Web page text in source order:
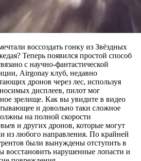
воссоздать гонку из Звёздных
Теперь появился простой способ
с научно-фантастической
Airgonay клуб, недавно
дронов через лес, используя
дисплеев, пилот мог
зрелище. Как вы увидите в видео
и довольно таки сложное
на полной скорости
и других дронов, которые могут
из любого направления. По крайней
были вынуждены отступить в
восстановить нарушенные лопасти и